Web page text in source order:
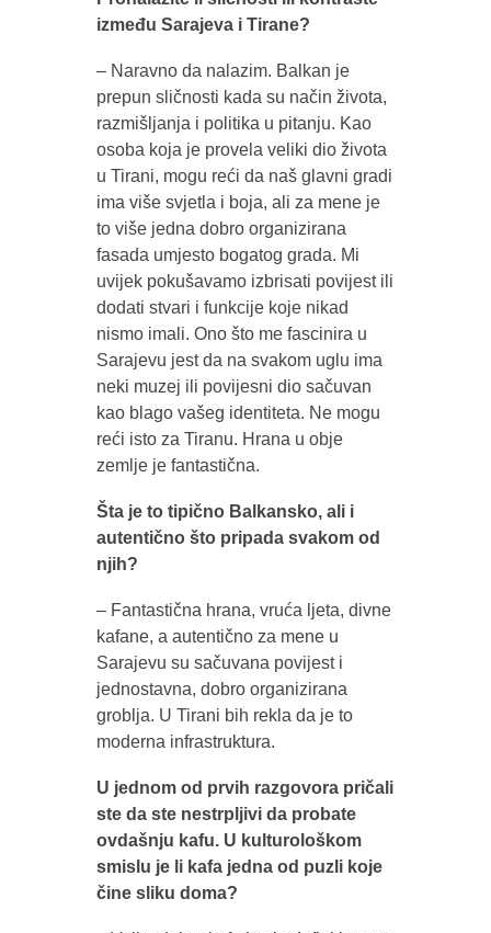
između Sarajeva i Tirane?
– Naravno da nalazim. Balkan je
prepun sličnosti kada su način života,
razmišljanja i politika u pitanju. Kao
osoba koja je provela veliki dio života
u Tirani, mogu reći da naš glavni gradi
ima više svjetla i boja, ali za mene je
to više jedna dobro organizirana
fasada umjesto bogatog grada. Mi
uvijek pokušavamo izbrisati povijest ili
dodati stvari i funkcije koje nikad
nismo imali. Ono što me fascinira u
Sarajevu jest da na svakom uglu ima
neki muzej ili povijesni dio sačuvan
kao blago vašeg identiteta. Ne mogu
reći isto za Tiranu. Hrana u obje
zemlje je fantastična.
Šta je to tipično Balkansko, ali i
autentično što pripada svakom od
njih?
– Fantastična hrana, vruća ljeta, divne
kafane, a autentično za mene u
Sarajevu su sačuvana povijest i
jednostavna, dobro organizirana
groblja. U Tirani bih rekla da je to
moderna infrastruktura.
U jednom od prvih razgovora pričali
ste da ste nestrpljivi da probate
ovdašnju kafu. U kulturološkom
smislu je li kafa jedna od puzli koje
čine sliku doma?